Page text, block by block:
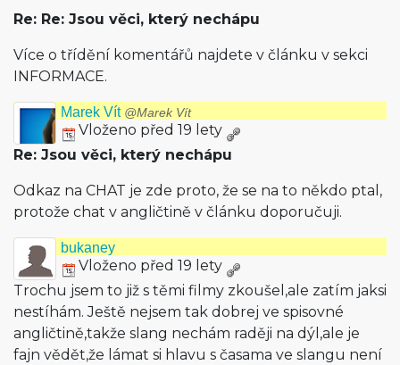
Re: Re: Jsou věci, který nechápu
Více o třídění komentářů najdete v článku v sekci
INFORMACE.
Marek Vít @Marek Vít
Vloženo před 19 lety
Re: Jsou věci, který nechápu
Odkaz na CHAT je zde proto, že se na to někdo ptal,
protože chat v angličtině v článku doporučuji.
bukaney
Vloženo před 19 lety
Trochu jsem to již s těmi filmy zkoušel,ale zatím jaksi
nestíhám. Ještě nejsem tak dobrej ve spisovné
angličtině,takže slang nechám raději na dýl,ale je
fajn vědět,že lámat si hlavu s časama ve slangu není